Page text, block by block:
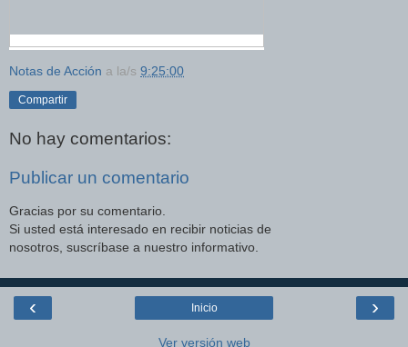
Notas de Acción a la/s 9:25:00
Compartir
No hay comentarios:
Publicar un comentario
Gracias por su comentario.
Si usted está interesado en recibir noticias de
nosotros, suscríbase a nuestro informativo.
‹ ›
Inicio
Ver versión web